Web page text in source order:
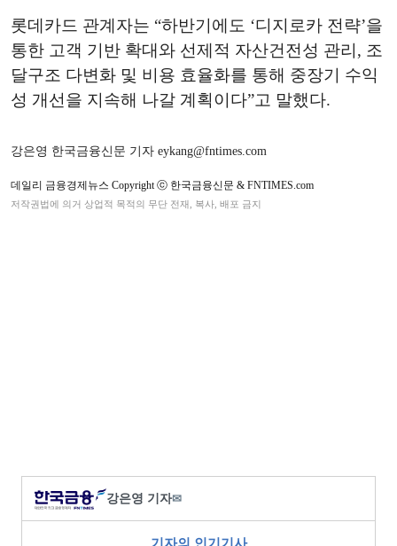
롯데카드 관계자는 “하반기에도 ‘디지로카 전략’을
통한 고객 기반 확대와 선제적 자산건전성 관리, 조
달구조 다변화 및 비용 효율화를 통해 중장기 수익
성 개선을 지속해 나갈 계획이다”고 말했다.
강은영 한국금융신문 기자 eykang@fntimes.com
데일리 금융경제뉴스 Copyright ⓒ 한국금융신문 & FNTIMES.com
저작권법에 의거 상업적 목적의 무단 전재, 복사, 배포 금지
강은영 기자✉